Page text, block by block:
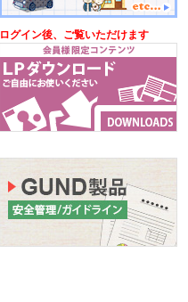
ログイン後、ご覧いただけます